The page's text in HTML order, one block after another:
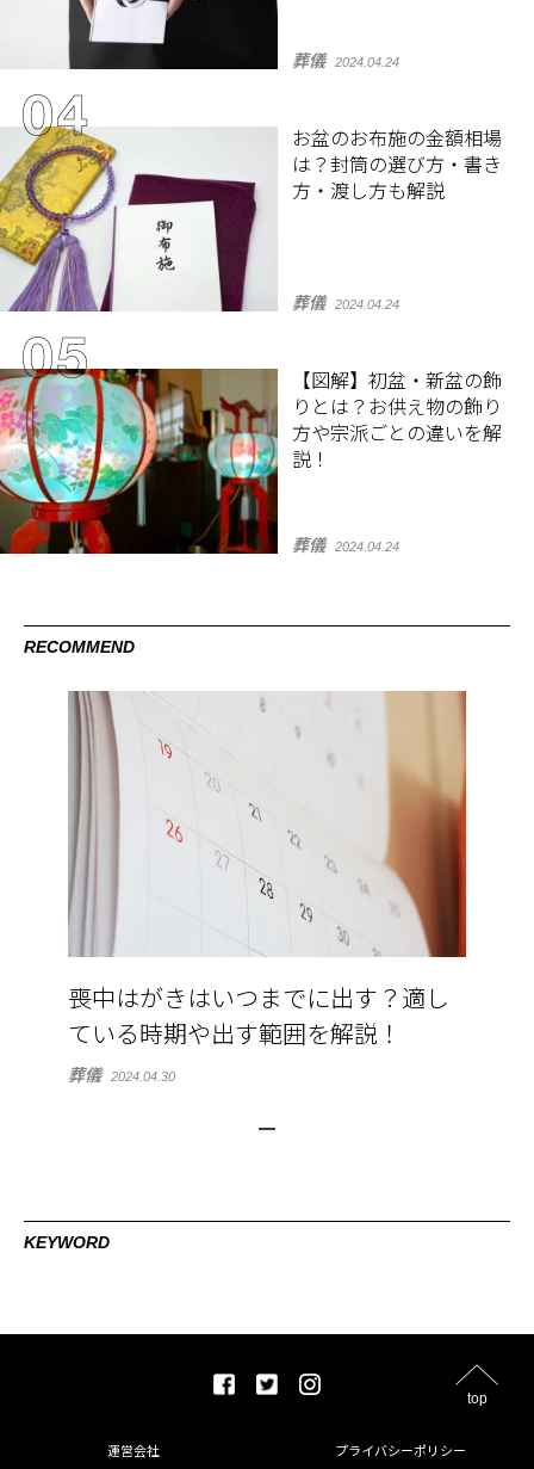
葬儀 2024.04.24
お盆のお布施の金額相場
は？封筒の選び方・書き
方・渡し方も解説
葬儀 2024.04.24
【図解】初盆・新盆の飾
りとは？お供え物の飾り
方や宗派ごとの違いを解
説！
葬儀 2024.04.24
RECOMMEND
喪中はがきはいつまでに出す？適し
ている時期や出す範囲を解説！
葬儀 2024.04.30
KEYWORD
top
運営会社 プライバシーポリシー